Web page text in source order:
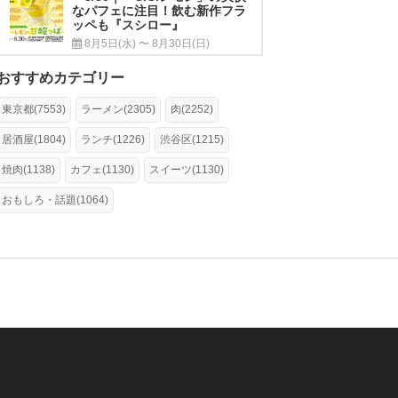
なパフェに注目！飲む新作フラ
ッペも『スシロー』
8月5日(水) 〜 8月30日(日)
すすめカテゴリー
東京都(7553) ラーメン(2305) 肉(2252)
居酒屋(1804) ランチ(1226) 渋谷区(1215)
焼肉(1138) カフェ(1130) スイーツ(1130)
おもしろ・話題(1064)